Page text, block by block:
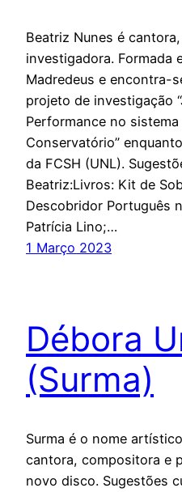
Beatriz Nunes é
investigadora. Formada
Madredeus e encontra-
projeto de investigação
Performance no
Conservatório”
da FCSH (UNL).
Beatriz:Livros: Kit de
Descobridor Português
Patrícia Lino;…
1 Março 2023
Débora
(Surma)
Surma é o nome
cantora, compositora e
novo disco. Sugestões